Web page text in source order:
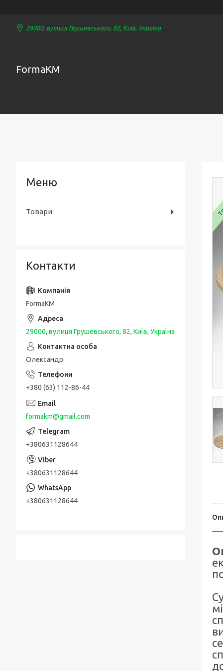
29000, вулиця Грушевського, 82, Київ, Україна
FormaKM
Товари
Контакти
FormaKM
29000, вулиця Грушевського, 82, Київ, Україна
Олександр
+380 (63) 112-86-44
formakm@gmail.com
+380631128644
+380631128644
+380631128644